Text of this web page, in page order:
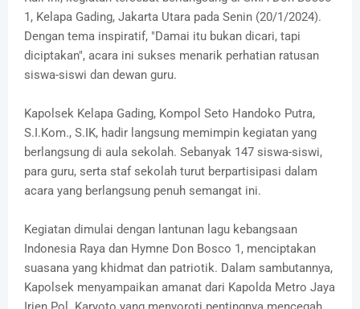
1, Kelapa Gading, Jakarta Utara pada Senin (20/1/2024).
Dengan tema inspiratif, "Damai itu bukan dicari, tapi
diciptakan", acara ini sukses menarik perhatian ratusan
siswa-siswi dan dewan guru.
Kapolsek Kelapa Gading, Kompol Seto Handoko Putra,
S.I.Kom., S.IK, hadir langsung memimpin kegiatan yang
berlangsung di aula sekolah. Sebanyak 147 siswa-siswi,
para guru, serta staf sekolah turut berpartisipasi dalam
acara yang berlangsung penuh semangat ini.
Kegiatan dimulai dengan lantunan lagu kebangsaan
Indonesia Raya dan Hymne Don Bosco 1, menciptakan
suasana yang khidmat dan patriotik. Dalam sambutannya,
Kapolsek menyampaikan amanat dari Kapolda Metro Jaya